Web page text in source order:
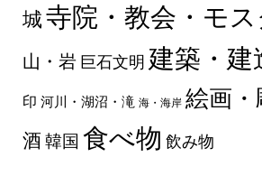
城 寺院・教会・モ
山・岩 巨石文明 建築・建
印 河川・湖沼・滝 海・海岸 絵画・
酒韓国 食べ物 飲み物